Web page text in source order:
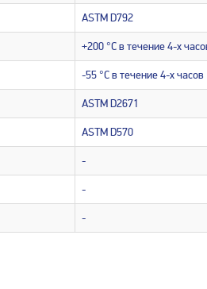
ASTM D792
+200 °С в течение 4-х
-55 °С в течение 4-х часов
ASTM D2671
ASTM D570
-
-
-